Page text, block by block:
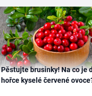
Pěstujte brusinky! Na co je
hořce kyselé červené